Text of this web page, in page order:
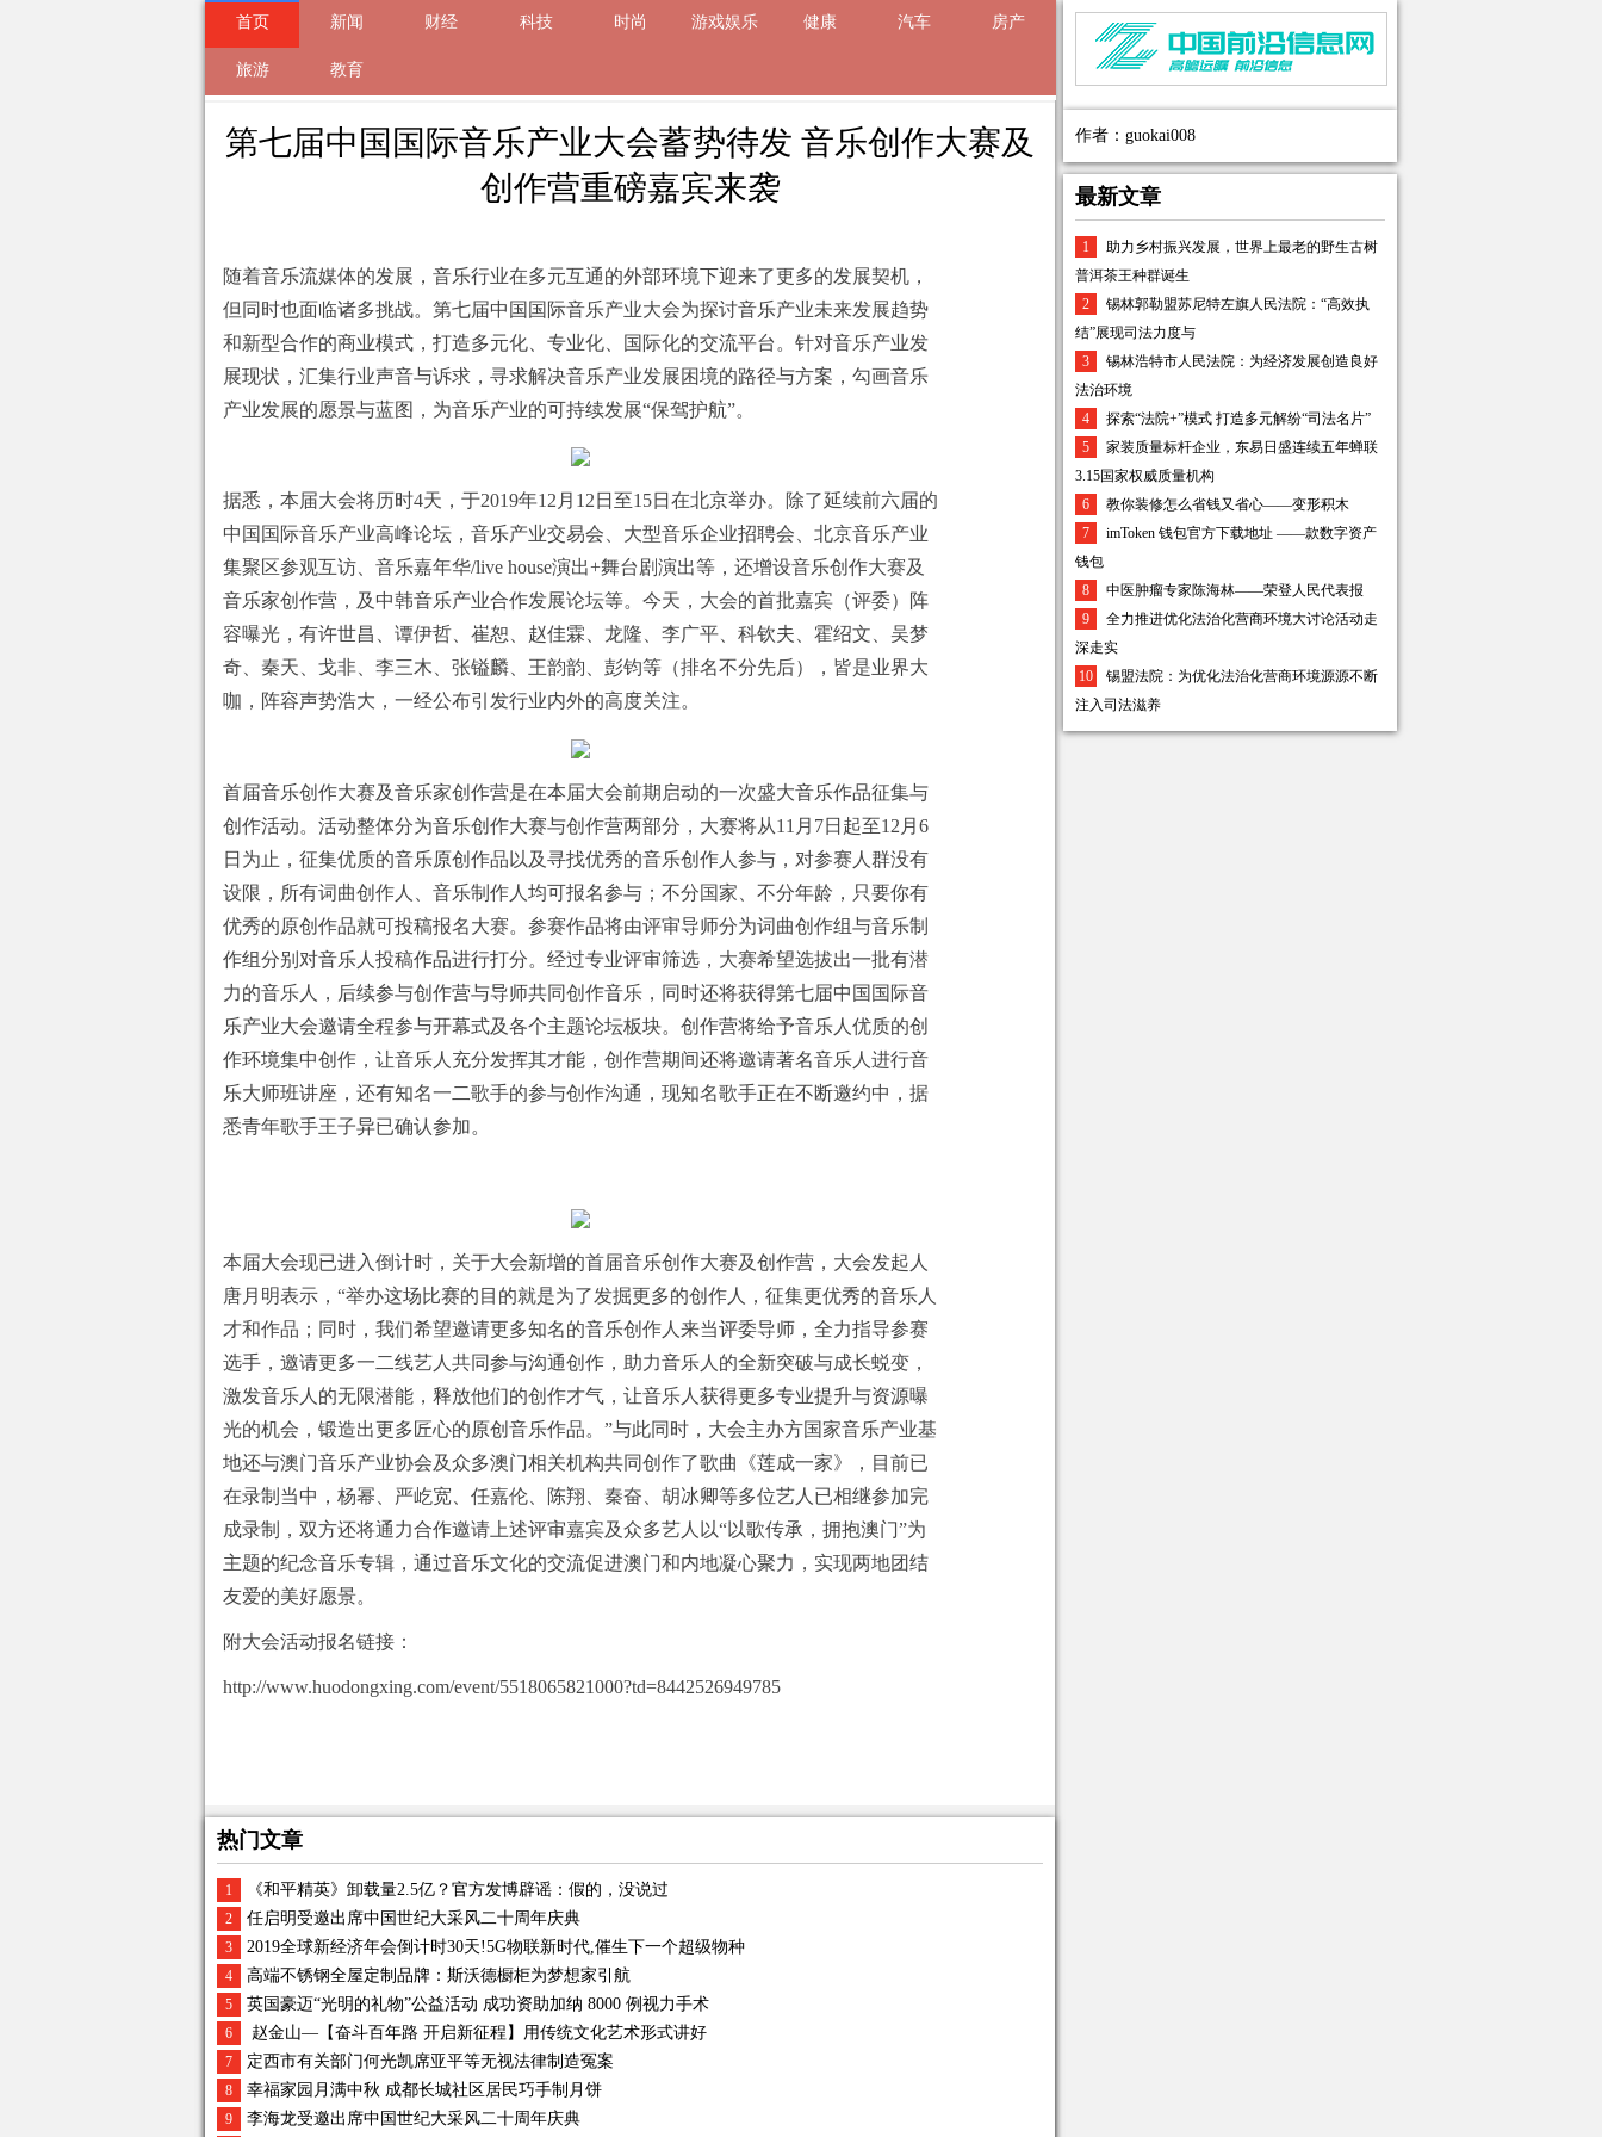
首页 新闻 财经 科技 时尚 游戏娱乐 健康 汽车 房产
旅游 教育
来自 2019-11-08 14:11 的文章
第七届中国国际音乐产业大会蓄势待发 音乐创作大赛及
创作营重磅嘉宾来袭
随着音乐流媒体的发展，音乐行业在多元互通的外部环境下迎来了更多的发展契机，
但同时也面临诸多挑战。第七届中国国际音乐产业大会为探讨音乐产业未来发展趋势
和新型合作的商业模式，打造多元化、专业化、国际化的交流平台。针对音乐产业发
展现状，汇集行业声音与诉求，寻求解决音乐产业发展困境的路径与方案，勾画音乐
产业发展的愿景与蓝图，为音乐产业的可持续发展“保驾护航”。
据悉，本届大会将历时4天，于2019年12月12日至15日在北京举办。除了延续前六届的
中国国际音乐产业高峰论坛，音乐产业交易会、大型音乐企业招聘会、北京音乐产业
集聚区参观互访、音乐嘉年华/live house演出+舞台剧演出等，还增设音乐创作大赛及
音乐家创作营，及中韩音乐产业合作发展论坛等。今天，大会的首批嘉宾（评委）阵
容曝光，有许世昌、谭伊哲、崔恕、赵佳霖、龙隆、李广平、科钦夫、霍绍文、吴梦
奇、秦天、戈非、李三木、张镒麟、王韵韵、彭钧等（排名不分先后），皆是业界大
咖，阵容声势浩大，一经公布引发行业内外的高度关注。
首届音乐创作大赛及音乐家创作营是在本届大会前期启动的一次盛大音乐作品征集与
创作活动。活动整体分为音乐创作大赛与创作营两部分，大赛将从11月7日起至12月6
日为止，征集优质的音乐原创作品以及寻找优秀的音乐创作人参与，对参赛人群没有
设限，所有词曲创作人、音乐制作人均可报名参与；不分国家、不分年龄，只要你有
优秀的原创作品就可投稿报名大赛。参赛作品将由评审导师分为词曲创作组与音乐制
作组分别对音乐人投稿作品进行打分。经过专业评审筛选，大赛希望选拔出一批有潜
力的音乐人，后续参与创作营与导师共同创作音乐，同时还将获得第七届中国国际音
乐产业大会邀请全程参与开幕式及各个主题论坛板块。创作营将给予音乐人优质的创
作环境集中创作，让音乐人充分发挥其才能，创作营期间还将邀请著名音乐人进行音
乐大师班讲座，还有知名一二歌手的参与创作沟通，现知名歌手正在不断邀约中，据
悉青年歌手王子异已确认参加。
本届大会现已进入倒计时，关于大会新增的首届音乐创作大赛及创作营，大会发起人
唐月明表示，“举办这场比赛的目的就是为了发掘更多的创作人，征集更优秀的音乐人
才和作品；同时，我们希望邀请更多知名的音乐创作人来当评委导师，全力指导参赛
选手，邀请更多一二线艺人共同参与沟通创作，助力音乐人的全新突破与成长蜕变，
激发音乐人的无限潜能，释放他们的创作才气，让音乐人获得更多专业提升与资源曝
光的机会，锻造出更多匠心的原创音乐作品。”与此同时，大会主办方国家音乐产业基
地还与澳门音乐产业协会及众多澳门相关机构共同创作了歌曲《莲成一家》，目前已
在录制当中，杨幂、严屹宽、任嘉伦、陈翔、秦奋、胡冰卿等多位艺人已相继参加完
成录制，双方还将通力合作邀请上述评审嘉宾及众多艺人以“以歌传承，拥抱澳门”为
主题的纪念音乐专辑，通过音乐文化的交流促进澳门和内地凝心聚力，实现两地团结
友爱的美好愿景。
附大会活动报名链接：
http://www.huodongxing.com/event/5518065821000?td=8442526949785
热门文章
1 《和平精英》卸载量2.5亿？官方发博辟谣：假的，没说过
2 任启明受邀出席中国世纪大采风二十周年庆典
3 2019全球新经济年会倒计时30天!5G物联新时代,催生下一个超级物种
4 高端不锈钢全屋定制品牌：斯沃德橱柜为梦想家引航
5 英国豪迈“光明的礼物”公益活动 成功资助加纳 8000 例视力手术
6 赵金山—【奋斗百年路 开启新征程】用传统文化艺术形式讲好
7 定西市有关部门何光凯席亚平等无视法律制造冤案
8 幸福家园月满中秋 成都长城社区居民巧手制月饼
9 李海龙受邀出席中国世纪大采风二十周年庆典
作者：guokai008
最新文章
1
助力乡村振兴发展，世界上最老的野生古树
普洱茶王种群诞生
2
锡林郭勒盟苏尼特左旗人民法院：“高效执
结”展现司法力度与
3
锡林浩特市人民法院：为经济发展创造良好
法治环境
4
探索“法院+”模式 打造多元解纷“司法名片”
5
家装质量标杆企业，东易日盛连续五年蝉联
3.15国家权威质量机构
6
教你装修怎么省钱又省心——变形积木
7
imToken 钱包官方下载地址 ——款数字资产
钱包
8
中医肿瘤专家陈海林——荣登人民代表报
9
全力推进优化法治化营商环境大讨论活动走
深走实
10
锡盟法院：为优化法治化营商环境源源不断
注入司法滋养